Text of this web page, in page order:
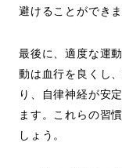
避けることができま
最後に、適度な運
動は血行を良くし
り、自律神経が安
ます。これらの習
しょう。